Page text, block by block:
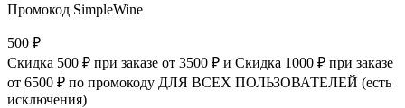
Промокод SimpleWine
500 ₽
Скидка 500 ₽ при заказе от 3500 ₽ и Скидка 1000 ₽ при заказе
от 6500 ₽ по промокоду ДЛЯ ВСЕХ ПОЛЬЗОВАТЕЛЕЙ (есть
исключения)